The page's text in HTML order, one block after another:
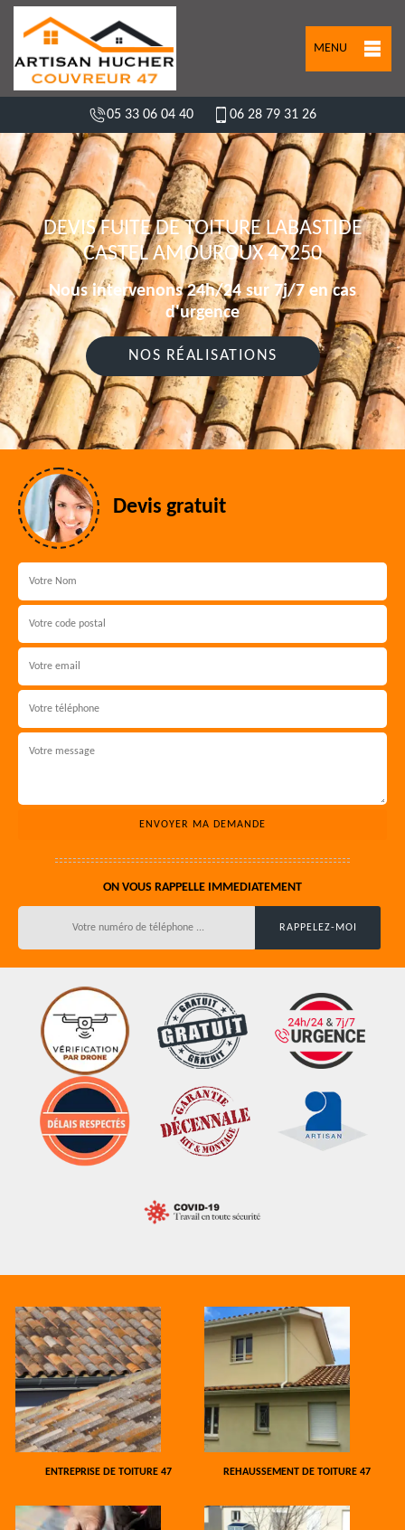
MENU
05 33 06 04 40 06 28 79 31 26
DEVIS FUITE DE TOITURE LABASTIDE
CASTEL AMOUROUX 47250
Nous intervenons 24h/24 sur 7j/7 en cas
d'urgence
NOS RÉALISATIONS
Devis gratuit
ON VOUS RAPPELLE IMMEDIATEMENT
ENTREPRISE DE TOITURE 47 REHAUSSEMENT DE TOITURE 47